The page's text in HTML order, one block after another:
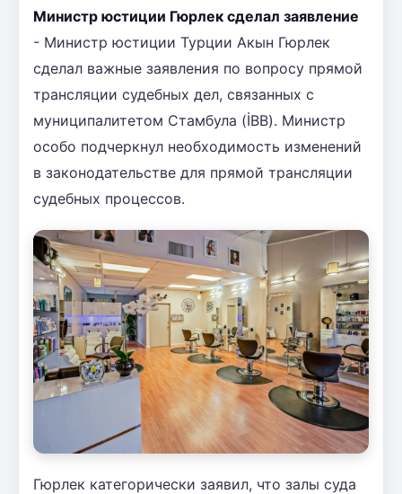
Министр юстиции Гюрлек сделал заявление
- Министр юстиции Турции Акын Гюрлек
сделал важные заявления по вопросу прямой
трансляции судебных дел, связанных с
муниципалитетом Стамбула (İBB). Министр
особо подчеркнул необходимость изменений
в законодательстве для прямой трансляции
судебных процессов.
Гюрлек категорически заявил, что залы суда